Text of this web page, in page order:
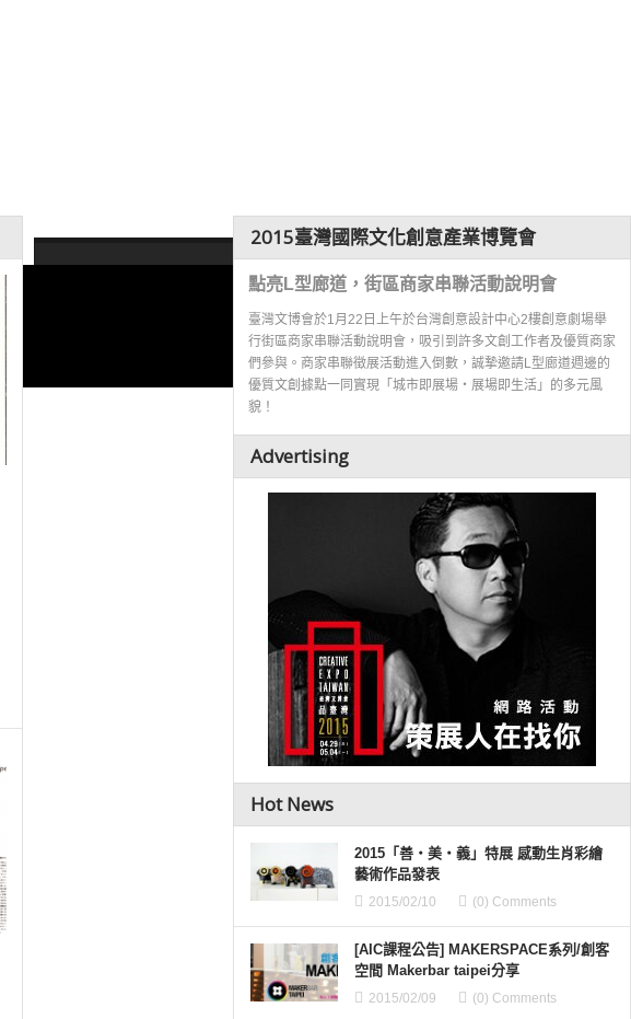
2015臺灣國際文化創意產業博覽會
點亮L型廊道，街區商家串聯活動說明會
臺灣文博會於1月22日上午於台灣創意設計中心2樓創意劇場舉
行街區商家串聯活動說明會，吸引到許多文創工作者及優質商家
們參與。商家串聯徵展活動進入倒數，誠摯邀請L型廊道週邊的
優質文創據點一同實現「城市即展場‧展場即生活」的多元風
貌！
Advertising
Hot News
2015「善‧美‧義」特展 感動生肖彩繪
藝術作品發表
2015/02/10 (0) Comments
[AIC課程公告] MAKERSPACE系列/創客
空間 Makerbar taipei分享
2015/02/09 (0) Comments